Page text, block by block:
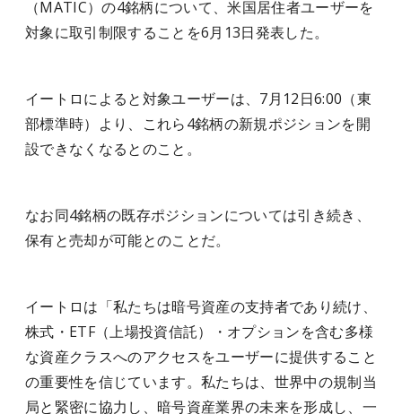
（MATIC）の4銘柄について、米国居住者ユーザーを
対象に取引制限することを6月13日発表した。
イートロによると対象ユーザーは、7月12日6:00（東
部標準時）より、これら4銘柄の新規ポジションを開
設できなくなるとのこと。
なお同4銘柄の既存ポジションについては引き続き、
保有と売却が可能とのことだ。
イートロは「私たちは暗号資産の支持者であり続け、
株式・ETF（上場投資信託）・オプションを含む多様
な資産クラスへのアクセスをユーザーに提供すること
の重要性を信じています。私たちは、世界中の規制当
局と緊密に協力し、暗号資産業界の未来を形成し、一